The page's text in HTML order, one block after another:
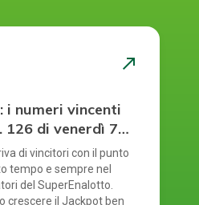
north_east
i numeri vincenti
126 di venerdì 7
di vincitori con il punto
tempo e sempre nel
del SuperEnalotto.
crescere il Jackpot ben